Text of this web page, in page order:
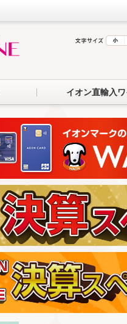
イオン直輸入